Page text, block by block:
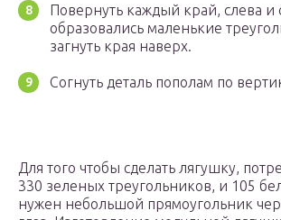
Повернуть каждый край, слева и
образовались маленькие
загнуть края наверх.
Согнуть деталь пополам по
Для того чтобы сделать лягушку,
330 зеленых треугольников, и 105
нужен небольшой прямоугольник